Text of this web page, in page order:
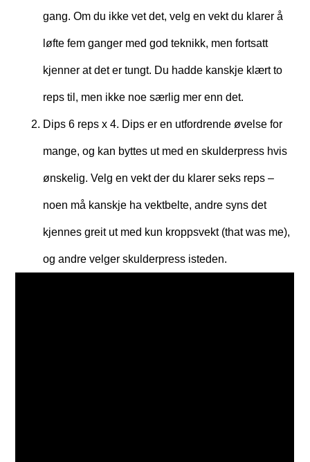
gang. Om du ikke vet det, velg en vekt du klarer å
løfte fem ganger med god teknikk, men fortsatt
kjenner at det er tungt. Du hadde kanskje klært to
reps til, men ikke noe særlig mer enn det.
Dips 6 reps x 4. Dips er en utfordrende øvelse for
mange, og kan byttes ut med en skulderpress hvis
ønskelig. Velg en vekt der du klarer seks reps –
noen må kanskje ha vektbelte, andre syns det
kjennes greit ut med kun kroppsvekt (that was me),
og andre velger skulderpress isteden.